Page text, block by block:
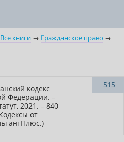
Все книги → Гражданское право →
515